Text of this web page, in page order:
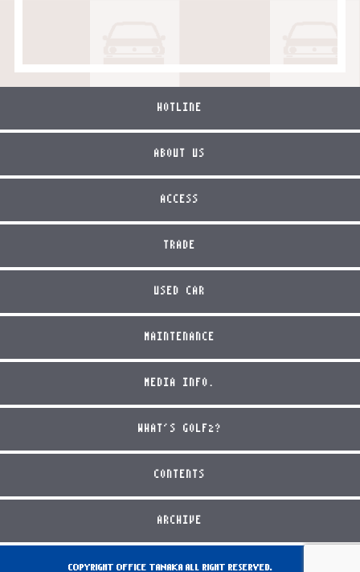
HOTLINE
ABOUT US
ACCESS
TRADE
USED CAR
MAINTENANCE
MEDIA INFO.
WHAT'S GOLF2?
CONTENTS
ARCHIVE
COPYRIGHT OFFICE TANAKA ALL RIGHT RESERVED.